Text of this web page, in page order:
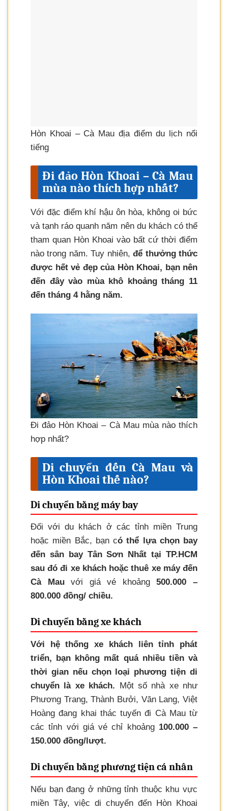
Hòn Khoai – Cà Mau địa điểm du lịch nổi
tiếng
Đi đảo Hòn Khoai – Cà Mau
mùa nào thích hợp nhất?
Với đặc điểm khí hậu ôn hòa, không oi bức
và tạnh ráo quanh năm nên du khách có thể
tham quan Hòn Khoai vào bất cứ thời điểm
nào trong năm. Tuy nhiên,để thưởng thức
được hết vẻ đẹp của Hòn Khoai, bạn nên
đến đây vào mùa khô khoảng tháng 11
đến tháng 4 hằng năm.
Đi đảo Hòn Khoai – Cà Mau mùa nào thích
hợp nhất?
Di chuyển đến Cà Mau và
Hòn Khoai thế nào?
Di chuyển bằng máy bay
Đối với du khách ở các tỉnh miền Trung
hoặc miền Bắc, bạn có thể lựa chọn bay
đến sân bay Tân Sơn Nhất tại TP.HCM
sau đó đi xe khách hoặc thuê xe máy đến
Cà Mauvới giá vé khoảng500.000 –
800.000 đồng/ chiều.
Di chuyển bằng xe khách
Với hệ thống xe khách liên tỉnh phát
triển, bạn không mất quá nhiều tiền và
thời gian nếu chọn loại phương tiện di
chuyển là xe khách. Một số nhà xe như
Phương Trang, Thành Bưởi, Văn Lang, Việt
Hoàng đang khai thác tuyến đi Cà Mau từ
các tỉnh với giá vé chỉ khoảng 100.000 –
150.000 đồng/lượt.
Di chuyển bằng phương tiện cá nhân
Nếu bạn đang ở những tỉnh thuộc khu vực
miền Tây, việc di chuyển đến Hòn Khoai